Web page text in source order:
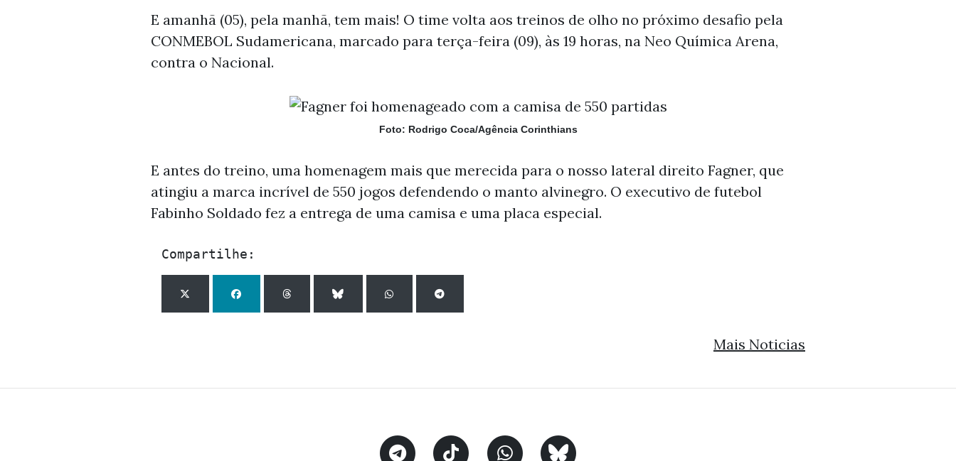
E amanhã (05), pela manhã, tem mais! O time volta aos treinos de olho no próximo desafio pela
CONMEBOL Sudamericana, marcado para terça-feira (09), às 19 horas, na Neo Química Arena,
contra o Nacional.
Foto: Rodrigo Coca/Agência Corinthians
E antes do treino, uma homenagem mais que merecida para o nosso lateral direito Fagner, que
atingiu a marca incrível de 550 jogos defendendo o manto alvinegro. O executivo de futebol
Fabinho Soldado fez a entrega de uma camisa e uma placa especial.
Compartilhe:
Mais Noticias